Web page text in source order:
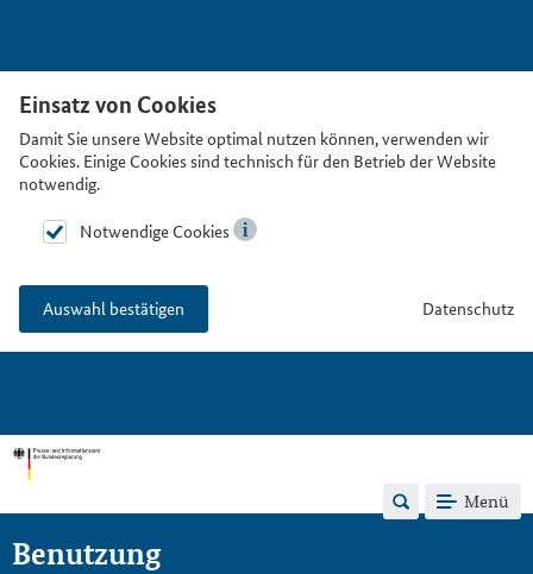
Einsatz von Cookies
Damit Sie unsere Website optimal nutzen können, verwenden wir
Cookies. Einige Cookies sind technisch für den Betrieb der Website
notwendig.
Notwendige Cookies
Auswahl bestätigen Datenschutz
Menü
Benutzung